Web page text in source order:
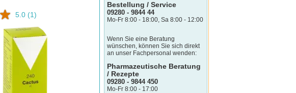
5.0 (1)
Bestellung / Service
09280 - 9844 44
Mo-Fr 8:00 - 18:00, Sa 8:00 - 12:00
Wenn Sie eine Beratung
wünschen, können Sie sich direkt
an unser Fachpersonal wenden:
Pharmazeutische Beratung
/ Rezepte
09280 - 9844 450
Mo-Fr 8:00 - 17:00